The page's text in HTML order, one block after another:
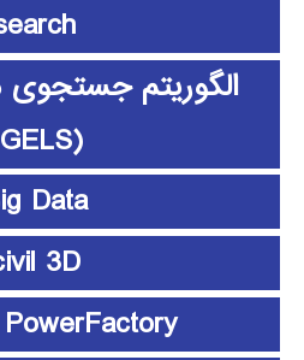
الگوریتم
(GELS)
Data
3D